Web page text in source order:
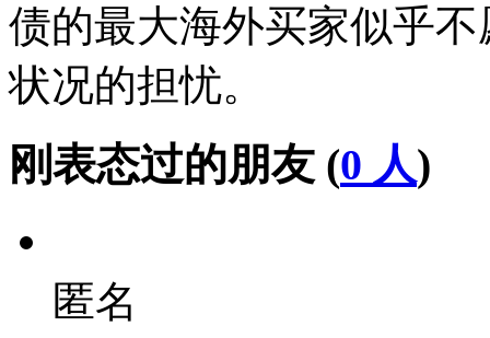
债的最大海外买家似乎
状况的担忧。
刚表态过的朋友 (0 人)
匿名